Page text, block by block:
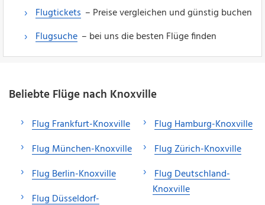
Flugtickets – Preise vergleichen und günstig buchen
Flugsuche – bei uns die besten Flüge finden
Beliebte Flüge nach Knoxville
Flug Frankfurt-Knoxville
Flug München-Knoxville
Flug Berlin-Knoxville
Flug Düsseldorf-
Flug Hamburg-Knoxville
Flug Zürich-Knoxville
Flug Deutschland-
Knoxville